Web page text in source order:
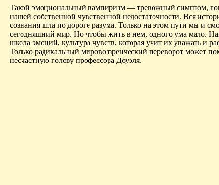
Такой эмоциональный вампиризм — тревожный симптом,
нашей собственной чувственной недостаточности. Вся
сознания шла по дороге разума. Только на этом пути мы и
сегодняшний мир. Но чтобы жить в нем, одного ума мало.
школа эмоций, культура чувств, которая учит их уважать и
Только радикальный мировоззренче­ский переворот может
несчастную голову профессора Доуэля.